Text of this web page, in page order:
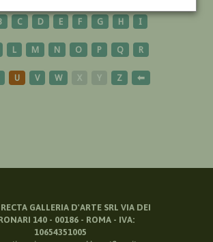
C D E F G H I
L M N O P Q R
U V W X Y Z ⬅
GALLERIA D'ARTE SRL VIA DEI
140 - 00186 - ROMA - IVA:
10654351005